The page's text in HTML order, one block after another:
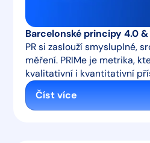
Barcelonské principy 4.0 &
PR si zaslouží smysluplné,
měření. PRIMe je metrika,
kvalitativní i kvantitativní
Číst více